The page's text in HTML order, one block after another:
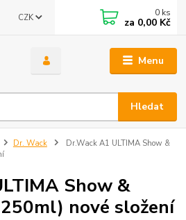
Menu
CZK
Hledat
0 ks
za 0,00 Kč
Dr. Wack
Dr.Wack A1 ULTIMA Show &
Show &
nové složení